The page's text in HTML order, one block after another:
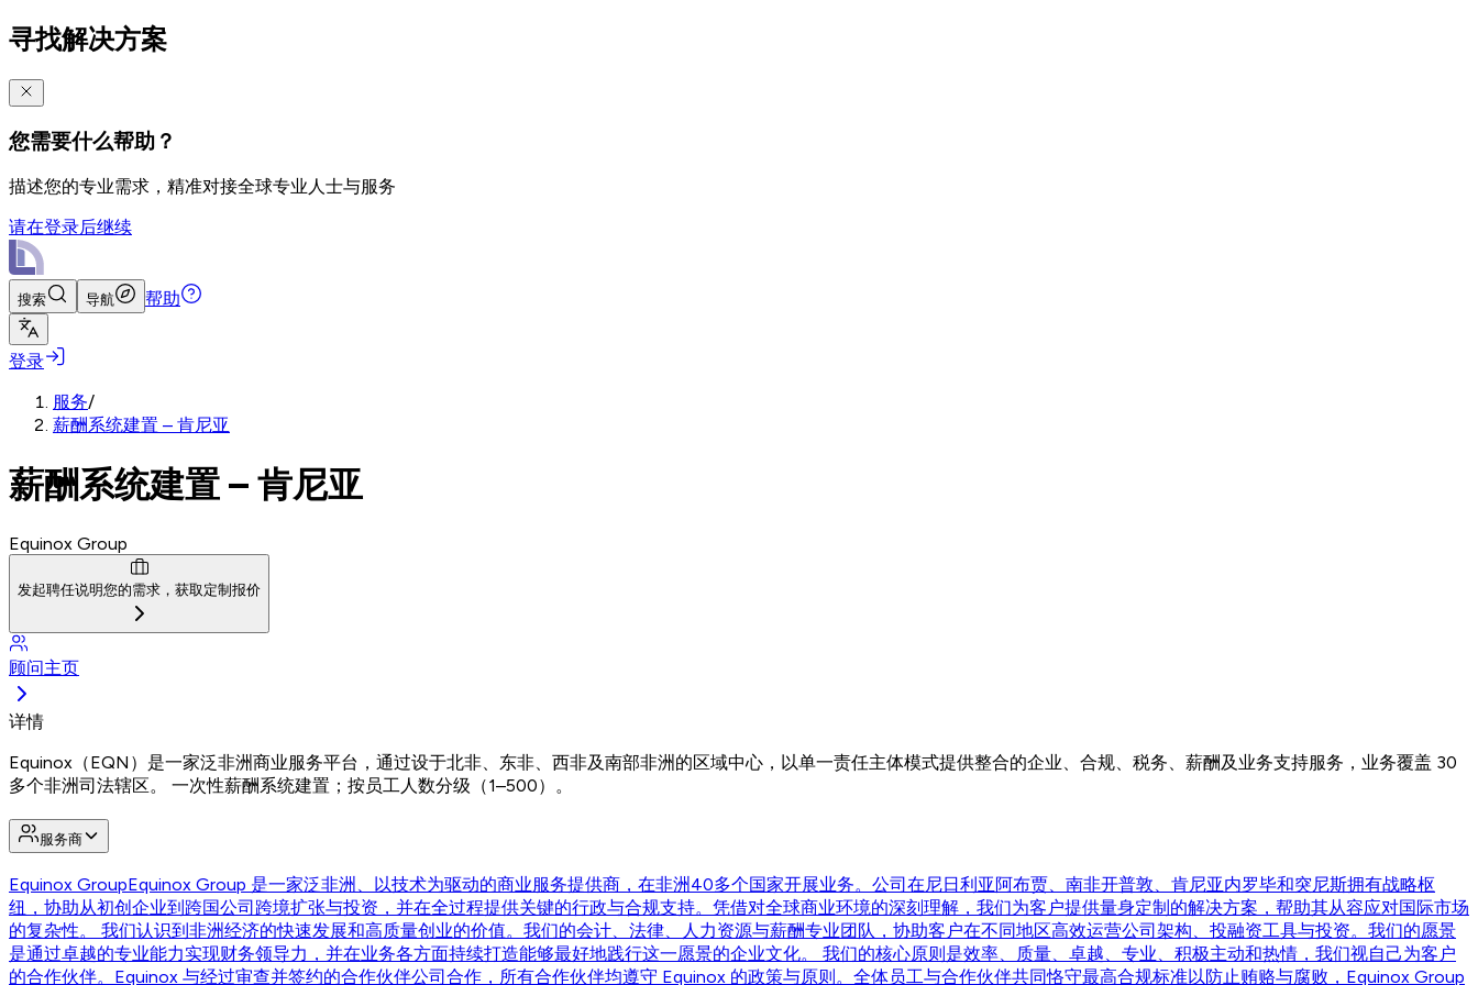
寻找解决方案
您需要什么帮助？
描述您的专业需求，精准对接全球专业人士与服务
请在登录后继续
搜索 导航 帮助
登录
服务/
薪酬系统建置 – 肯尼亚
薪酬系统建置 – 肯尼亚
Equinox Group
发起聘任说明您的需求，获取定制报价
顾问主页
详情
Equinox（EQN）是一家泛非洲商业服务平台，通过设于北非、东非、西非及南部非洲的区域中心，以单一责任主体模式提供整合的企业、合规、税务、薪酬及业务支持服务，业务覆盖 30
多个非洲司法辖区。 一次性薪酬系统建置；按员工人数分级（1–500）。
服务商
Equinox GroupEquinox Group 是一家泛非洲、以技术为驱动的商业服务提供商，在非洲40多个国家开展业务。公司在尼日利亚阿布贾、南非开普敦、肯尼亚内罗毕和突尼斯拥有战略枢
纽，协助从初创企业到跨国公司跨境扩张与投资，并在全过程提供关键的行政与合规支持。凭借对全球商业环境的深刻理解，我们为客户提供量身定制的解决方案，帮助其从容应对国际市场
的复杂性。 我们认识到非洲经济的快速发展和高质量创业的价值。我们的会计、法律、人力资源与薪酬专业团队，协助客户在不同地区高效运营公司架构、投融资工具与投资。我们的愿景
是通过卓越的专业能力实现财务领导力，并在业务各方面持续打造能够最好地践行这一愿景的企业文化。 我们的核心原则是效率、质量、卓越、专业、积极主动和热情，我们视自己为客户
的合作伙伴。Equinox 与经过审查并签约的合作伙伴公司合作，所有合作伙伴均遵守 Equinox 的政策与原则。全体员工与合作伙伴共同恪守最高合规标准以防止贿赂与腐败，Equinox Group